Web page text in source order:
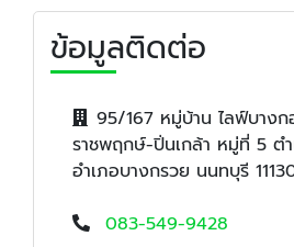
ข้อมูลติดต่อ
95/167 หมู่บ้าน ไลฟ์บางก
ราชพฤกษ์-ปิ่นเกล้า หมู่ที่ 5 ต
อำเภอบางกรวย นนทบุรี
083-549-9428